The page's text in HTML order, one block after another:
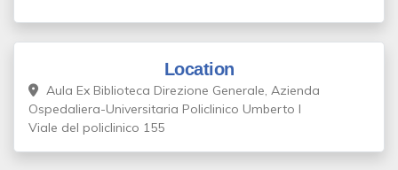
Location
Aula Ex Biblioteca Direzione Generale, Azienda
Ospedaliera-Universitaria Policlinico Umberto I
Viale del policlinico 155